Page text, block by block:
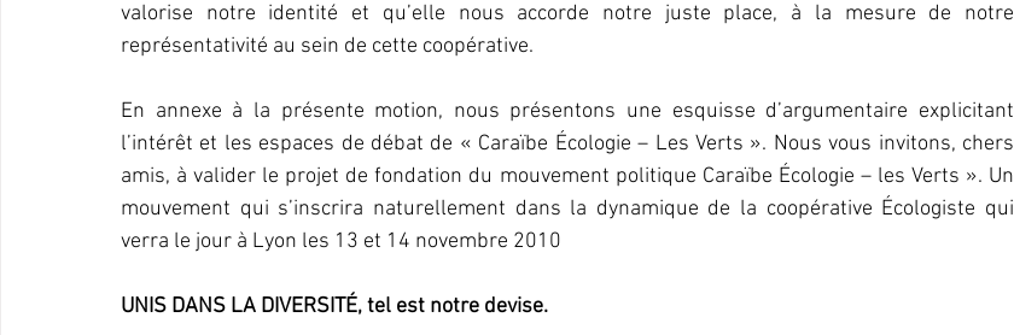
valorise notre identité et qu’elle nous accorde notre juste place, à la mesure de notre
représentativité au sein de cette coopérative.
En annexe à la présente motion, nous présentons une esquisse d’argumentaire explicitant
l’intérêt et les espaces de débat de « Caraïbe Écologie – Les Verts ». Nous vous invitons, chers
amis, à valider le projet de fondation du mouvement politique Caraïbe Écologie – les Verts ». Un
mouvement qui s’inscrira naturellement dans la dynamique de la coopérative Écologiste qui
verra le jour à Lyon les 13 et 14 novembre 2010
UNIS DANS LA DIVERSITÉ, tel est notre devise.